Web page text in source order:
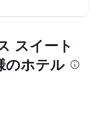
スイート
のホテル